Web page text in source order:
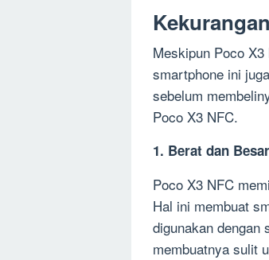
Meskipun Poco
smartphone ini
sebelum
Poco X3 NFC.
1. Berat dan Besar
Poco X3 NFC
Hal ini membuat
digunakan dengan
membuatnya sulit